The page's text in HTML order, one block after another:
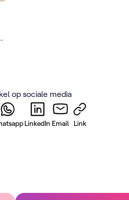
op sociale media
LinkedIn Email Link